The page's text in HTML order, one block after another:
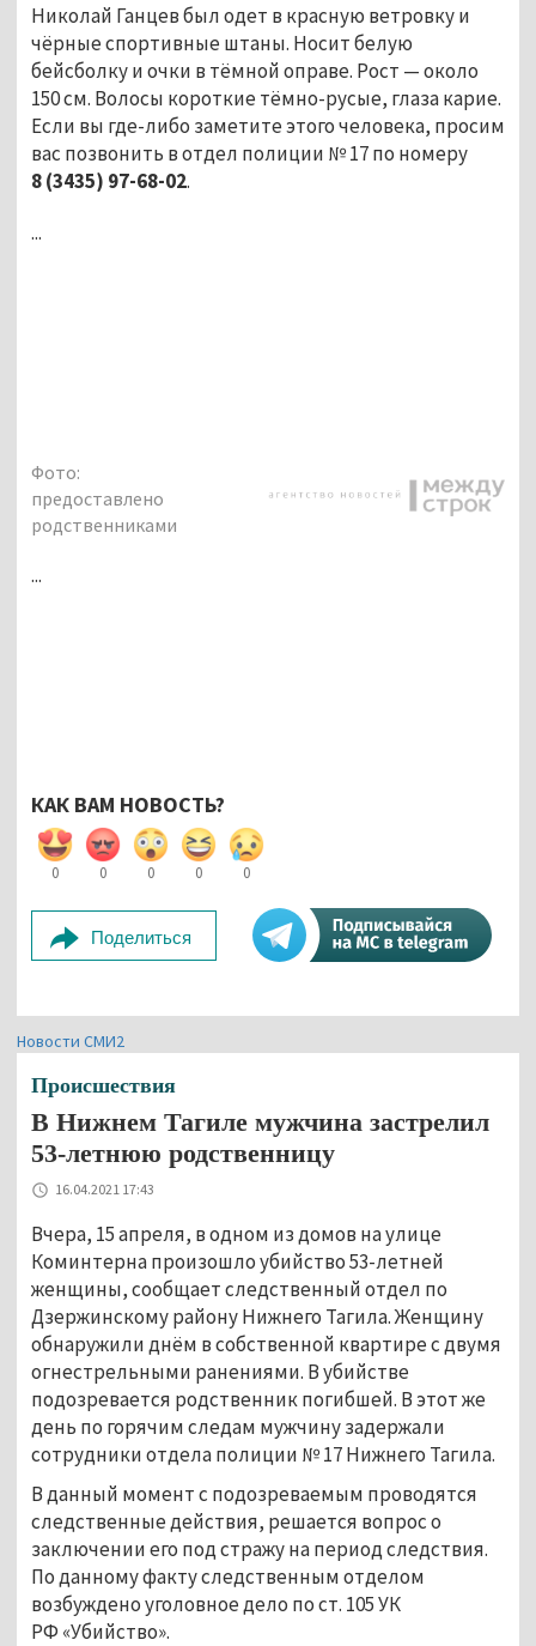
Николай Ганцев был одет в красную ветровку и
чёрные спортивные штаны. Носит белую
бейсболку и очки в тёмной оправе. Рост —около
150 см. Волосы короткие тёмно-русые, глаза карие.
Если вы где-либо заметите этого человека, просим
вас позвонить в отдел полиции № 17 по номеру
8(3435) 97-68-02.
...
Фото:
предоставлено
родственниками
...
КАК ВАМ НОВОСТЬ?
0 0 0 0 0
Поделиться
Новости СМИ2
Происшествия
В Нижнем Тагиле мужчина застрелил
53-летнюю родственницу
16.04.2021 17:43
Вчера, 15 апреля, в одном из домов на улице
Коминтерна произошло убийство 53-летней
женщины, сообщает следственный отдел по
Дзержинскому району Нижнего Тагила. Женщину
обнаружили днём в собственной квартире с двумя
огнестрельными ранениями. В убийстве
подозревается родственник погибшей. В этот же
день по горячим следам мужчину задержали
сотрудники отдела полиции № 17 Нижнего Тагила.
В данный момент с подозреваемым проводятся
следственные действия, решается вопрос о
заключении его под стражу на период следствия.
По данному факту следственным отделом
возбуждено уголовное дело по ст. 105 УК
РФ «Убийство».